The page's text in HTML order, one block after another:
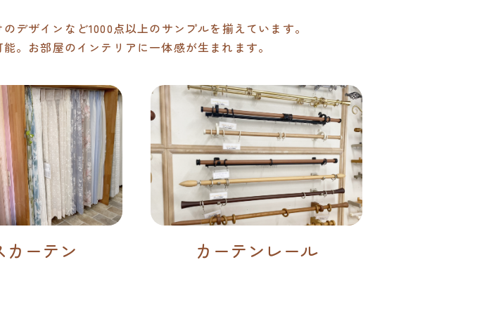
デザインなど1000点以上のサンプルを揃えています。
。お部屋のインテリアに一体感が生まれます。
カーテン カーテンレール